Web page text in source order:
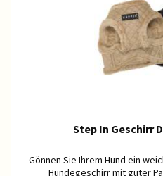
Step In Geschirr
Gönnen Sie Ihrem Hund ein
Hundegeschirr mit guter